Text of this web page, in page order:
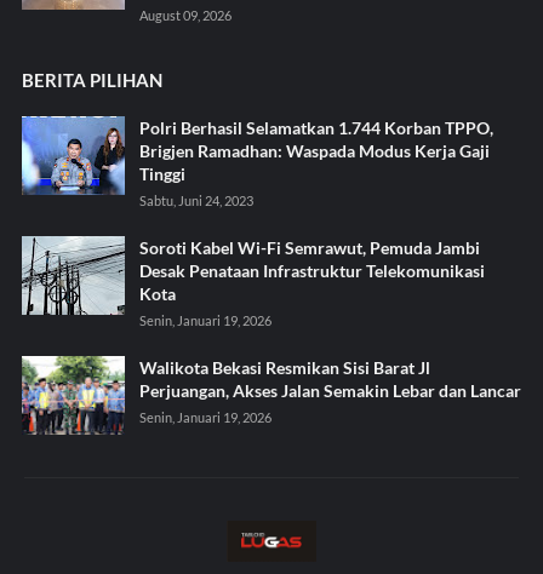
August 09, 2026
BERITA PILIHAN
Polri Berhasil Selamatkan 1.744 Korban TPPO,
Brigjen Ramadhan: Waspada Modus Kerja Gaji
Tinggi
Sabtu, Juni 24, 2023
Soroti Kabel Wi-Fi Semrawut, Pemuda Jambi
Desak Penataan Infrastruktur Telekomunikasi
Kota
Senin, Januari 19, 2026
Walikota Bekasi Resmikan Sisi Barat Jl
Perjuangan, Akses Jalan Semakin Lebar dan Lancar
Senin, Januari 19, 2026